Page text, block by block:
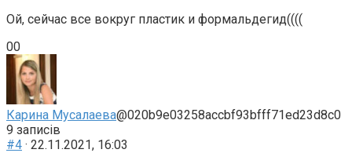
Ой, сейчас все вокруг пластик и формальдегид((((
Голосуйте
палець
донизу.
0Голосуйте
-
палець
доверху.
0
Карина Мусалаева@020b9e03258accbf93bfff71ed23d8c0
9 записів
#4 · 22.11.2021, 16:03